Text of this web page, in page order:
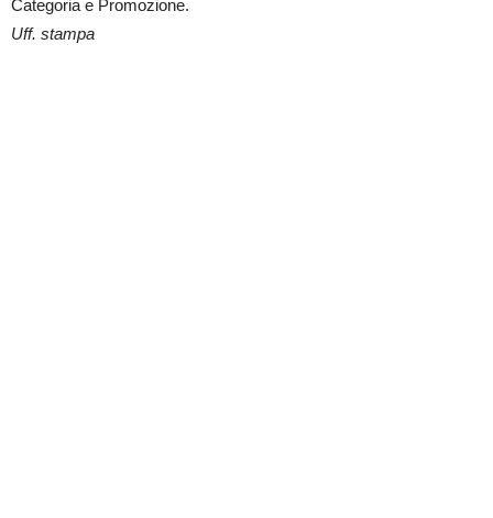
Categoria e Promozione.
Uff. stampa